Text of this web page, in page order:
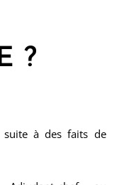
?
suite à des faits de